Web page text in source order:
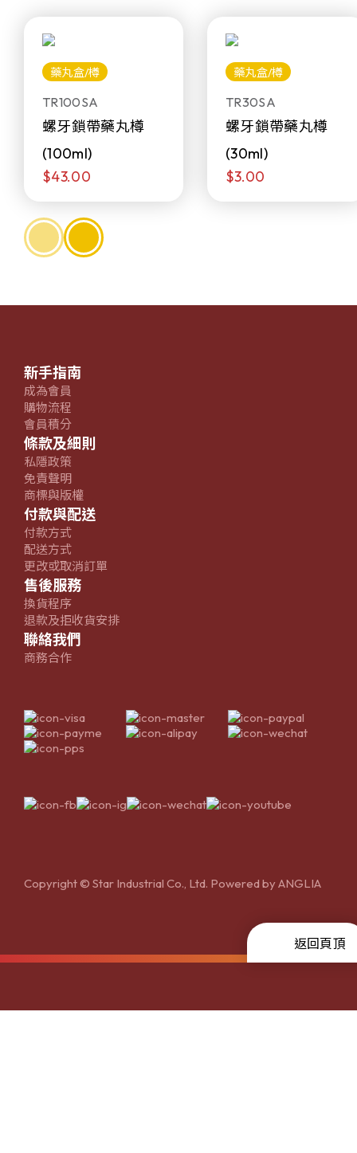
藥丸盒/樽
TR100SA
螺牙鎖帶藥丸樽
(100ml)
$43.00
藥丸盒/樽
TR30SA
螺牙鎖帶藥丸樽
(30ml)
$3.00
新手指南
成為會員
購物流程
會員積分
條款及細則
私隱政策
免責聲明
商標與版權
付款與配送
付款方式
配送方式
更改或取消訂單
售後服務
換貨程序
退款及拒收貨安排
聯絡我們
商務合作
Copyright © Star Industrial Co., Ltd. Powered byANGLIA
返回頁頂